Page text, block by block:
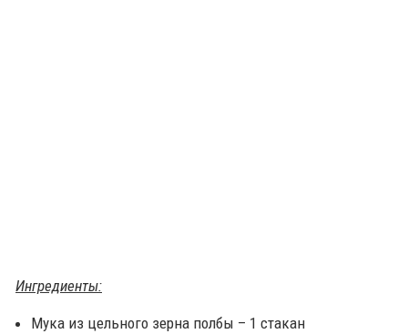
Ингредиенты:
Мука из цельного зерна полбы – 1 стакан